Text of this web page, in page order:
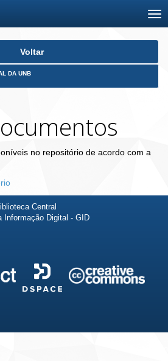
Voltar
DA UNB
no repositório de acordo com a
Central
Informação Digital - GID